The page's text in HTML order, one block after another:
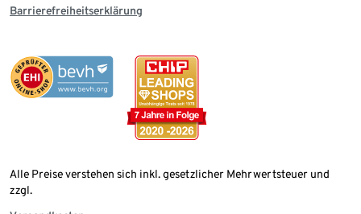
Barrierefreiheitserklärung
Alle Preise verstehen sich inkl. gesetzlicher Mehrwertsteuer und
zzgl.